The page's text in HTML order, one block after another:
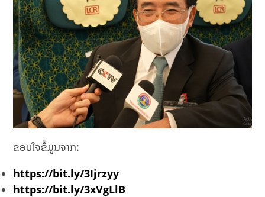
ຂອບໃຈຂໍ້ມູນຈາກ:
https://bit.ly/3Ijrzyy
https://bit.ly/3xVgLlB